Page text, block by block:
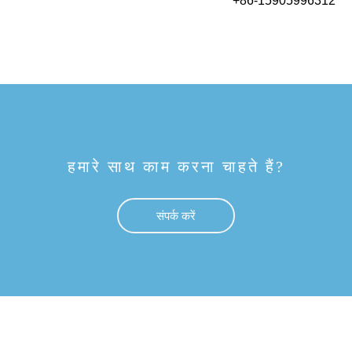
हमारे साथ काम करना चाहते हैं?
संपर्क करें